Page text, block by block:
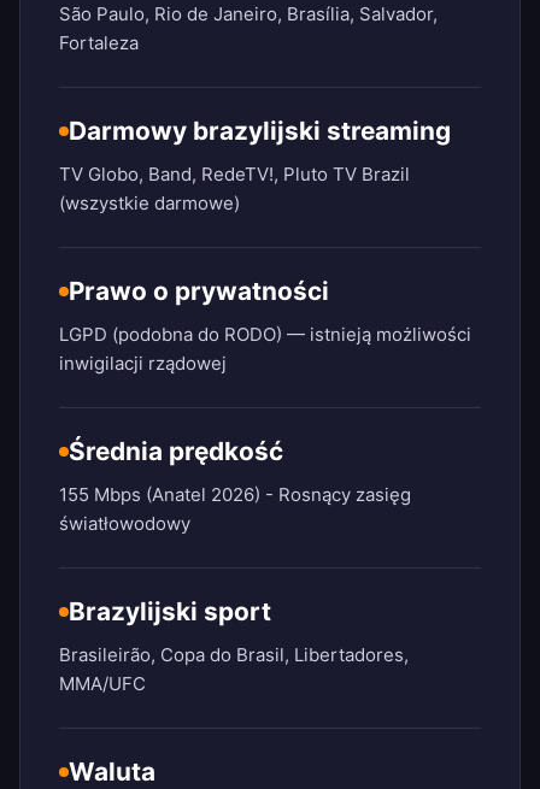
São Paulo, Rio de Janeiro, Brasília, Salvador,
Fortaleza
Darmowy brazylijski streaming
TV Globo, Band, RedeTV!, Pluto TV Brazil
(wszystkie darmowe)
Prawo o prywatności
LGPD (podobna do RODO) — istnieją możliwości
inwigilacji rządowej
Średnia prędkość
155 Mbps (Anatel 2026) - Rosnący zasięg
światłowodowy
Brazylijski sport
Brasileirão, Copa do Brasil, Libertadores,
MMA/UFC
Waluta